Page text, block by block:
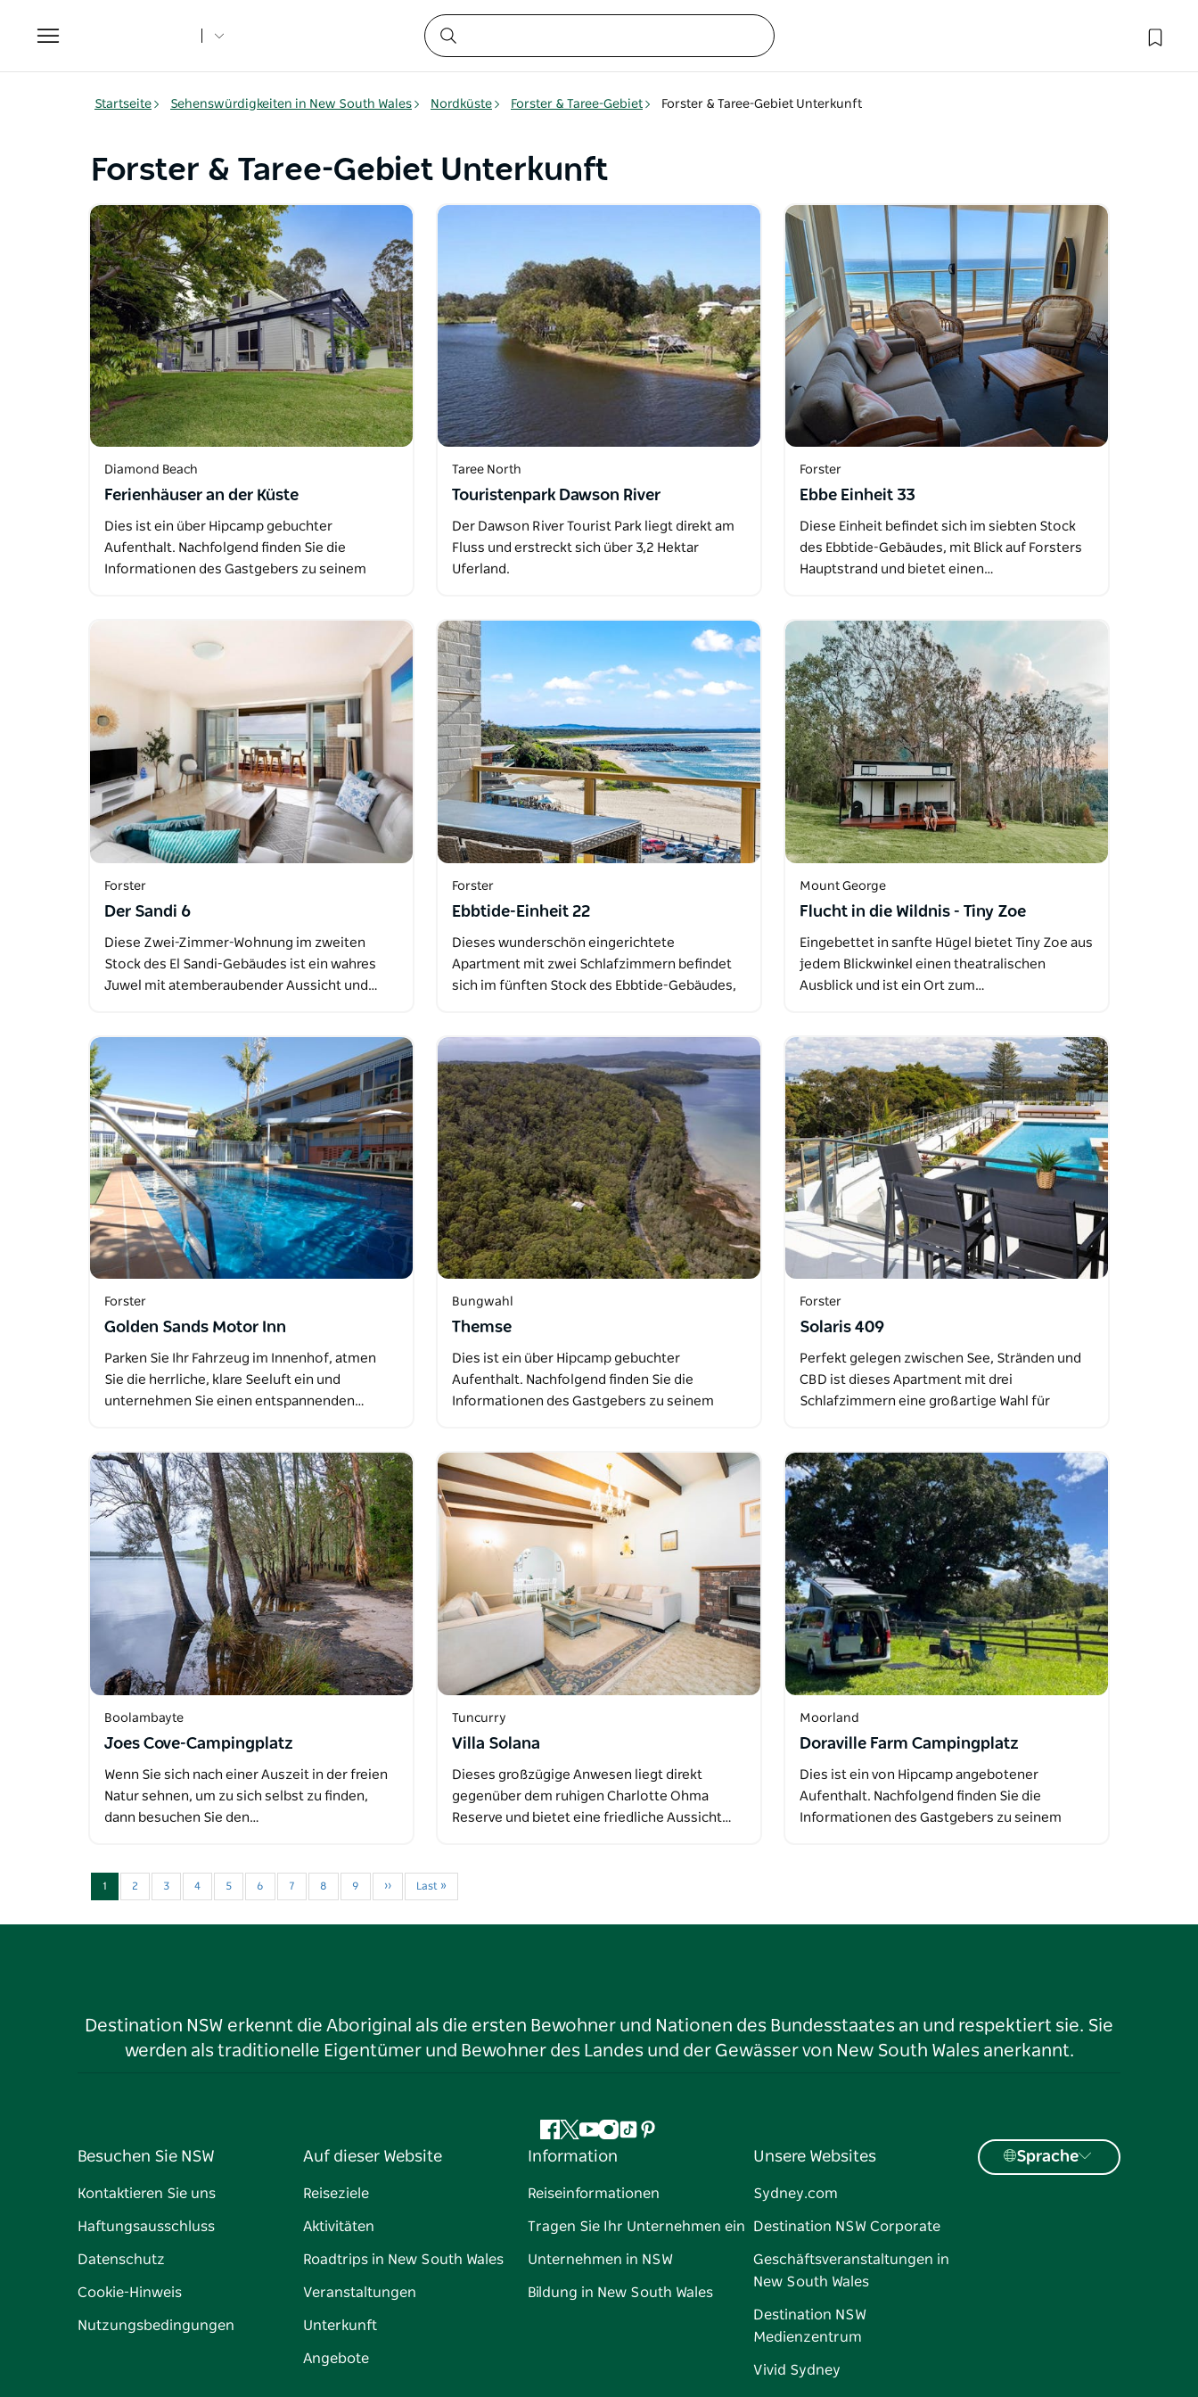
Toggle
navigation
Startseite Sehenswürdigkeiten in New South Wales Nordküste Forster & Taree-Gebiet Forster & Taree-Gebiet Unterkunft
Forster & Taree-Gebiet Unterkunft
Diamond Beach
Ferienhäuser an der Küste
Dies ist ein über Hipcamp gebuchter
Aufenthalt. Nachfolgend finden Sie die
Informationen des Gastgebers zu seinem
Taree North
Touristenpark Dawson River
Der Dawson River Tourist Park liegt direkt am
Fluss und erstreckt sich über 3,2 Hektar
Uferland.
Forster
Ebbe Einheit 33
Diese Einheit befindet sich im siebten Stock
des Ebbtide-Gebäudes, mit Blick auf Forsters
Hauptstrand und bietet einen…
Forster
Der Sandi 6
Diese Zwei-Zimmer-Wohnung im zweiten
Stock des El Sandi-Gebäudes ist ein wahres
Juwel mit atemberaubender Aussicht und…
Forster
Ebbtide-Einheit 22
Dieses wunderschön eingerichtete
Apartment mit zwei Schlafzimmern befindet
sich im fünften Stock des Ebbtide-Gebäudes,
Mount George
Flucht in die Wildnis - Tiny Zoe
Eingebettet in sanfte Hügel bietet Tiny Zoe aus
jedem Blickwinkel einen theatralischen
Ausblick und ist ein Ort zum…
Forster
Golden Sands Motor Inn
Parken Sie Ihr Fahrzeug im Innenhof, atmen
Sie die herrliche, klare Seeluft ein und
unternehmen Sie einen entspannenden…
Bungwahl
Themse
Dies ist ein über Hipcamp gebuchter
Aufenthalt. Nachfolgend finden Sie die
Informationen des Gastgebers zu seinem
Forster
Solaris 409
Perfekt gelegen zwischen See, Stränden und
CBD ist dieses Apartment mit drei
Schlafzimmern eine großartige Wahl für
Boolambayte
Joes Cove-Campingplatz
Wenn Sie sich nach einer Auszeit in der freien
Natur sehnen, um zu sich selbst zu finden,
dann besuchen Sie den…
Tuncurry
Villa Solana
Dieses großzügige Anwesen liegt direkt
gegenüber dem ruhigen Charlotte Ohma
Reserve und bietet eine friedliche Aussicht…
Moorland
Doraville Farm Campingplatz
Dies ist ein von Hipcamp angebotener
Aufenthalt. Nachfolgend finden Sie die
Informationen des Gastgebers zu seinem
1 2 3 4 5 6 7 8 9 ›› Last »
Destination NSW erkennt die Aboriginal als die ersten Bewohner und Nationen des Bundesstaates an und respektiert sie. Sie
werden als traditionelle Eigentümer und Bewohner des Landes und der Gewässer von New South Wales anerkannt.
Facebook
Twitter
YouTube
Instagram
TikTokPinterest
Besuchen Sie NSW
Kontaktieren Sie uns
Haftungsausschluss
Datenschutz
Cookie-Hinweis
Nutzungsbedingungen
Auf dieser Website
Reiseziele
Aktivitäten
Roadtrips in New South Wales
Veranstaltungen
Unterkunft
Angebote
Information
Reiseinformationen
Tragen Sie Ihr Unternehmen ein
Unternehmen in NSW
Bildung in New South Wales
Unsere Websites
Sydney.com
Destination NSW Corporate
Geschäftsveranstaltungen in
New South Wales
Destination NSW
Medienzentrum
Vivid Sydney
Sprache